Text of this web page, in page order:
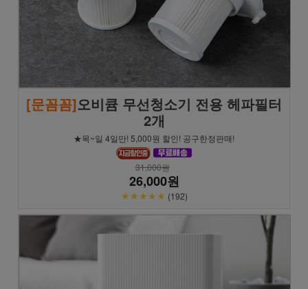
[문꼼꼼]오비큠 무선청소기 전용 헤파필터
2개
★목~일 4일만! 5,000원 할인! 공구한정판매!
31,000원
26,000원
★★★★★ (192)